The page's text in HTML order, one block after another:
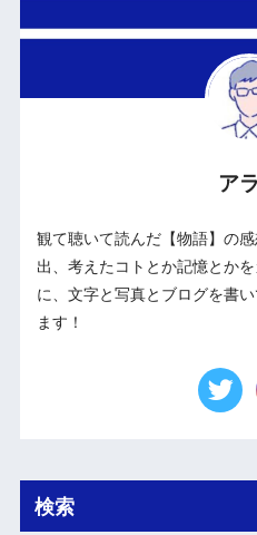
ア
観て聴いて読んだ【物語】の
出、考えたコトとか記憶とか
に、文字と写真とブログを書
ます！
検索